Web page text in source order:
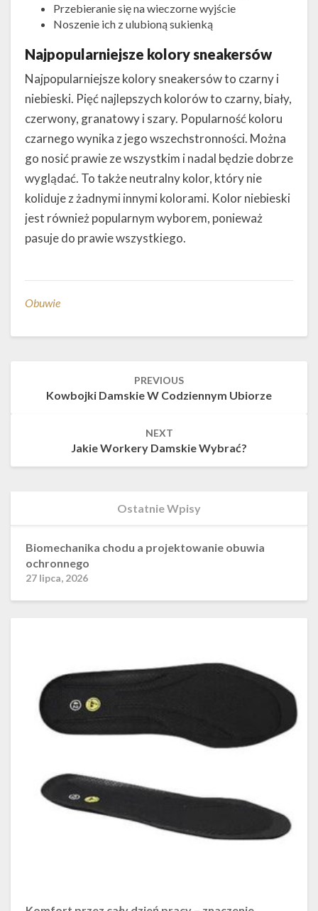
Przebieranie się na wieczorne wyjście
Noszenie ich z ulubioną sukienką
Najpopularniejsze kolory sneakersów
Najpopularniejsze kolory sneakersów to czarny i
niebieski. Pięć najlepszych kolorów to czarny, biały,
czerwony, granatowy i szary. Popularność koloru
czarnego wynika z jego wszechstronności. Można
go nosić prawie ze wszystkim i nadal będzie dobrze
wyglądać. To także neutralny kolor, który nie
koliduje z żadnymi innymi kolorami. Kolor niebieski
jest również popularnym wyborem, ponieważ
pasuje do prawie wszystkiego.
Obuwie
PREVIOUS
Kowbojki Damskie W Codziennym Ubiorze
NEXT
Jakie Workery Damskie Wybrać?
Ostatnie Wpisy
Biomechanika chodu a projektowanie obuwia
ochronnego
27 lipca, 2026